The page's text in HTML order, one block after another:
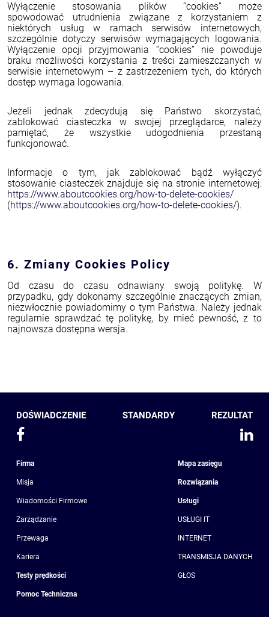
Wyłączenie stosowania plików “cookies” może
spowodować utrudnienia związane z korzystaniem z
niektórych usług w ramach serwisów internetowych,
szczególnie dotyczy serwisów wymagających logowania.
Wyłączenie opcji przyjmowania “cookies” nie powoduje
braku możliwości korzystania z treści zamieszczanych w
serwisie internetowym – z zastrzeżeniem tych, do których
dostęp wymaga logowania.
Jeżeli jednak zdecydują się Państwo skorzystać,
zablokować ciasteczka w swojej przeglądarce, należy
pamiętać, że wszystkie udogodnienia przestaną
funkcjonować.
Informacje o tym, jak zablokować bądź wyłączyć
stosowanie ciasteczek znajduje się na stronie internetowej:
https://www.aboutcookies.org/how-to-delete-cookies/
(https://www.aboutcookies.org/how-to-delete-cookies/).
6. Zmiany Cookies Policy
Od czasu do czasu odnawiany swoją politykę. W
przypadku, gdy dokonamy szczególnie znaczących zmian,
niezwłocznie powiadomimy o tym Państwa. Należy jednak
regularnie sprawdzać tę politykę, by mieć pewność, z to
najnowsza dostępna wersja.
DOŚWIADCZENIE STANDARDY REZULTAT
Firma
Misja
Wiadomości Firmowe
Zarządzanie
Przewaga
Kariera
Testy prędkości
Pomoc Techniczna
Mapa zasięgu
Rozwiązania
Usługi
USŁUGI IT
INTERNET
TRANSMISJA DANYCH
GŁOS